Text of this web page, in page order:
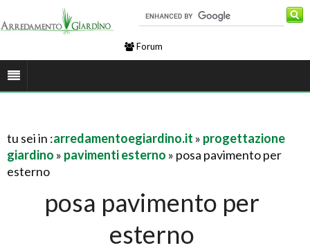
Forum
tu sei in :arredamentoegiardino.it » progettazione
giardino » pavimenti esterno » posa pavimento per
esterno
posa pavimento per
esterno